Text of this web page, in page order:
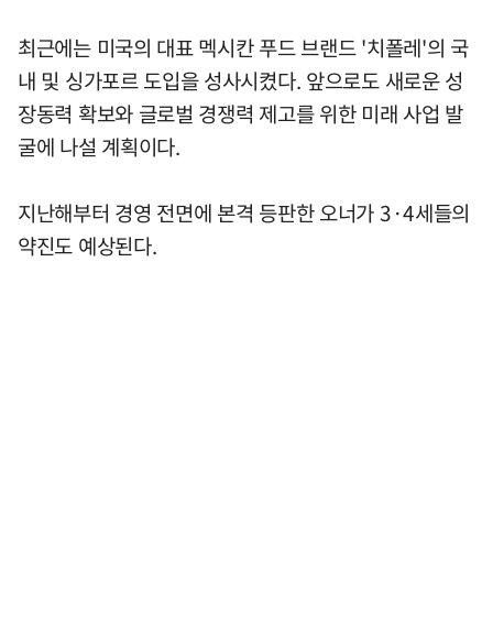
최근에는 미국의 대표 멕시칸 푸드 브랜드 '치폴레'의 국
내 및 싱가포르 도입을 성사시켰다. 앞으로도 새로운 성
장동력 확보와 글로벌 경쟁력 제고를 위한 미래 사업 발
굴에 나설 계획이다.
지난해부터 경영 전면에 본격 등판한 오너가 3·4세들의
약진도 예상된다.